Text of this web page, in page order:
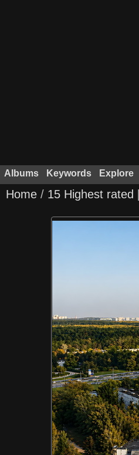
Albums Keywords Explore
Home / 15 Highest rated